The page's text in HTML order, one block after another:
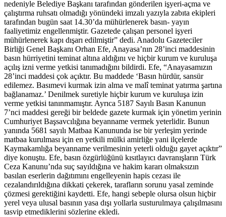
nedeniyle Belediye Başkanı tarafından gönderilen işyeri-açma ve
çalıştırma ruhsatı olmadığı yönündeki imzalı yazıyla zabıta ekipleri
tarafından bugün saat 14.30’da mühürlenerek basın- yayın
faaliyetimiz engellenmiştir. Gazetede çalışan personel işyeri
mühürlenerek kapı dışarı edilmiştir” dedi. Anadolu Gazeteciler
Birliği Genel Başkanı Orhan Efe, Anayasa’nın 28’inci maddesinin
basın hürriyetini teminat altına aldığını ve hiçbir kurum ve kuruluşa
açılış izni verme yetkisi tanımadığını bildirdi. Efe, “Anayasamızın
28’inci maddesi çok açıktır. Bu maddede ‘Basın hürdür, sansür
edilemez. Basımevi kurmak izin alma ve malî teminat yatırma şartına
bağlanamaz.’ Denilmek suretiyle hiçbir kurum ve kuruluşa izin
verme yetkisi tanınmamıştır. Ayrıca 5187 Sayılı Basın Kanunun
7’nci maddesi gereği bir beldede gazete kurmak için yönetim yerinin
Cumhuriyet Başsavcılığına beyanname vermek yeterlidir. Bunun
yanında 5681 sayılı Matbaa Kanununda ise bir yerleşim yerinde
matbaa kurulması için en yetkili mülki amirliğe yani ilçelerde
Kaymakamlığa beyanname verilmesinin yeterli olduğu gayet açıktır”
diye konuştu. Efe, basın özgürlüğünü kısıtlayıcı davranışların Türk
Ceza Kanunu’nda suç sayıldığına ve hakim kararı olmaksızın
basılan eserlerin dağıtımını engelleyenin hapis cezası ile
cezalandırıldığına dikkati çekerek, tarafların sorunu yasal zeminde
çözmesi gerektiğini kaydetti. Efe, hangi sebeple olursa olsun hiçbir
yerel veya ulusal basının yasa dışı yollarla susturulmaya çalışılmasını
tasvip etmediklerini sözlerine ekledi.